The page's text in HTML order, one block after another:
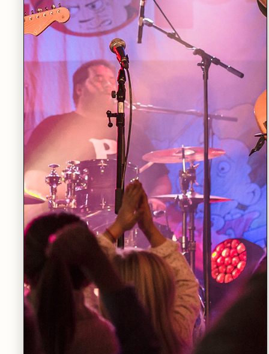
LØRDAG 19.09 • STORSALEN
Nordiske klanger for blåsere
LES MER
STORSALEN
Stein Torleif Bjella med Band